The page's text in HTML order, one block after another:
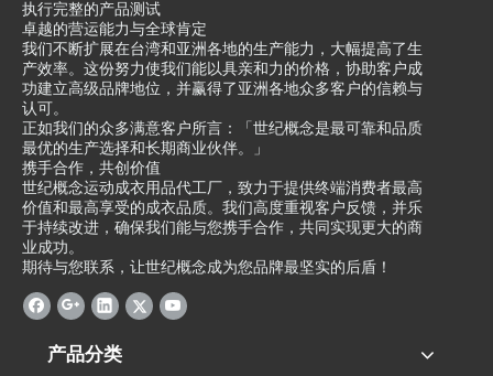
执行完整的产品测试
卓越的营运能力与全球肯定
我们不断扩展在台湾和亚洲各地的生产能力，大幅提高了生
产效率。这份努力使我们能以具亲和力的价格，协助客户成
功建立高级品牌地位，并赢得了亚洲各地众多客户的信赖与
认可。
正如我们的众多满意客户所言：「世纪概念是最可靠和品质
最优的生产选择和长期商业伙伴。」
携手合作，共创价值
世纪概念运动成衣用品代工厂，致力于提供终端消费者最高
价值和最高享受的成衣品质。我们高度重视客户反馈，并乐
于持续改进，确保我们能与您携手合作，共同实现更大的商
业成功。
期待与您联系，让世纪概念成为您品牌最坚实的后盾！
产品分类